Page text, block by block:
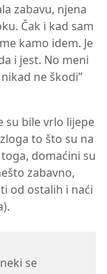
zabavu, njena
Čak i kad sam
kamo idem. Je
i jest. No meni
ne škodi”
su bile vrlo lijepe
to što su na
domaćini su
zabavno,
od ostalih i naći
se